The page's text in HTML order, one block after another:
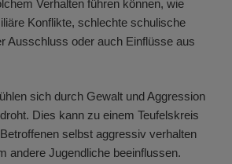
Verhalten führen können, wie
Konflikte, schlechte schulische
Ausschluss oder auch Einflüsse aus
sich durch Gewalt und Aggression
Dies kann zu einem Teufelskreis
selbst aggressiv verhalten
andere Jugendliche beeinflussen.